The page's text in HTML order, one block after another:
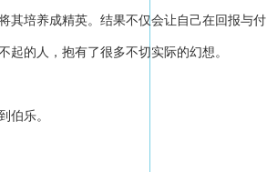
其培养成精英。结果不仅会让自己在回报与付
的人，抱有了很多不切实际的幻想。
伯乐。